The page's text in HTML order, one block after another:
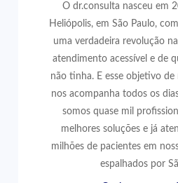
O dr.consulta nasceu em
Heliópolis, em São Paulo,
uma verdadeira revolução
atendimento acessível e de
não tinha. E esse objetivo
nos acompanha todos os
somos quase mil
melhores soluções e já
milhões de pacientes em
espalhados por